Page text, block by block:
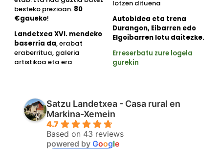
besteko prezioan. 80
€gaueko!
Landetxea XVI. mendeko
baserria da, erabat
eraberritua, galeria
artistikoa eta era
lotzen dituena
Autobidea eta trena
Durangon, Eibarren edo
Elgoibarren lotu daitezke.
Erreserbatu zure logela
gurekin
Satzu Landetxea - Casa rural en
Markina-Xemein
4.7
Based on 43 reviews
powered by Google